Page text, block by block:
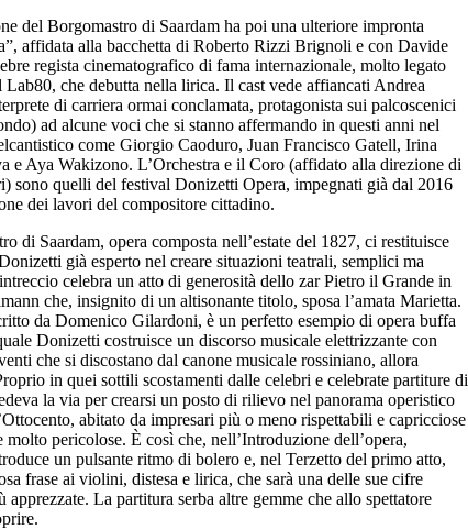
del Borgomastro di Saardam ha poi una ulteriore impronta
affidata alla bacchetta di Roberto Rizzi Brignoli e con Davide
regista cinematografico di fama internazionale, molto legato
Lab80, che debutta nella lirica. Il cast vede affiancati Andrea
di carriera ormai conclamata, protagonista sui palcoscenici
ad alcune voci che si stanno affermando in questi anni nel
come Giorgio Caoduro, Juan Francisco Gatell, Irina
e Aya Wakizono. L’Orchestra e il Coro (affidato alla direzione di
sono quelli del festival Donizetti Opera, impegnati già dal 2016
dei lavori del compositore cittadino.
di Saardam, opera composta nell’estate del 1827, ci restituisce
già esperto nel creare situazioni teatrali, semplici ma
celebra un atto di generosità dello zar Pietro il Grande in
che, insignito di un altisonante titolo, sposa l’amata Marietta.
da Domenico Gilardoni, è un perfetto esempio di opera buffa
Donizetti costruisce un discorso musicale elettrizzante con
che si discostano dal canone musicale rossiniano, allora
in quei sottili scostamenti dalle celebri e celebrate partiture di
la via per crearsi un posto di rilievo nel panorama operistico
abitato da impresari più o meno rispettabili e capricciose
molto pericolose. È così che, nell’Introduzione dell’opera,
un pulsante ritmo di bolero e, nel Terzetto del primo atto,
frase ai violini, distesa e lirica, che sarà una delle sue cifre
apprezzate. La partitura serba altre gemme che allo spettatore